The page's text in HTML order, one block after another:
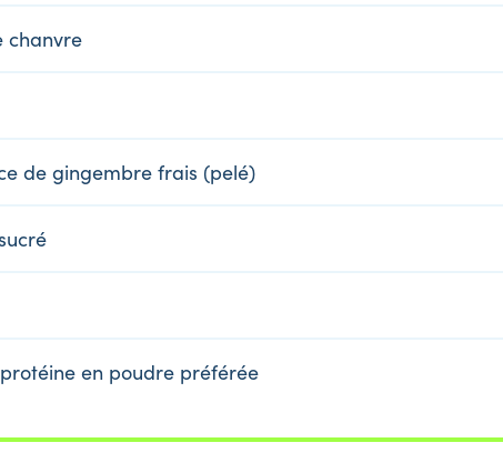
chanvre
de gingembre frais (pelé)
en poudre préférée